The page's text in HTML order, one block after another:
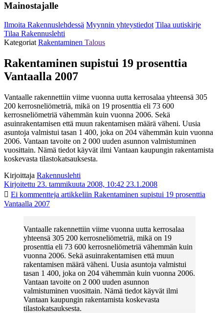
Mainostajalle
Ilmoita Rakennuslehdessä Myynnin yhteystiedot Tilaa uutiskirje
Tilaa Rakennuslehti
Kategoriat Rakentaminen Talous
Rakentaminen supistui 19 prosenttia
Vantaalla 2007
Vantaalle rakennettiin viime vuonna uutta kerrosalaa yhteensä 305
200 kerrosneliömetriä, mikä on 19 prosenttia eli 73 600
kerrosneliömetriä vähemmän kuin vuonna 2006. Sekä
asuinrakentamisen että muun rakentamisen määrä väheni. Uusia
asuntoja valmistui tasan 1 400, joka on 204 vähemmän kuin vuonna
2006. Vantaan tavoite on 2 000 uuden asunnon valmistuminen
vuosittain. Nämä tiedot käyvät ilmi Vantaan kaupungin rakentamista
koskevasta tilastokatsauksesta.
Kirjoittaja Rakennuslehti
Kirjoitettu 23. tammikuuta 2008, 10:42 23.1.2008
Ei kommentteja artikkeliin Rakentaminen supistui 19 prosenttia
Vantaalla 2007
Vantaalle rakennettiin viime vuonna uutta kerrosalaa
yhteensä 305 200 kerrosneliömetriä, mikä on 19
prosenttia eli 73 600 kerrosneliömetriä vähemmän kuin
vuonna 2006. Sekä asuinrakentamisen että muun
rakentamisen määrä väheni. Uusia asuntoja valmistui
tasan 1 400, joka on 204 vähemmän kuin vuonna 2006.
Vantaan tavoite on 2 000 uuden asunnon
valmistuminen vuosittain. Nämä tiedot käyvät ilmi
Vantaan kaupungin rakentamista koskevasta
tilastokatsauksesta.